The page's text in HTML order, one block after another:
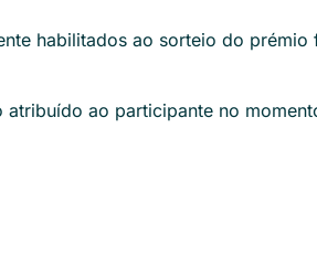
habilitados ao sorteio do
ao participante no